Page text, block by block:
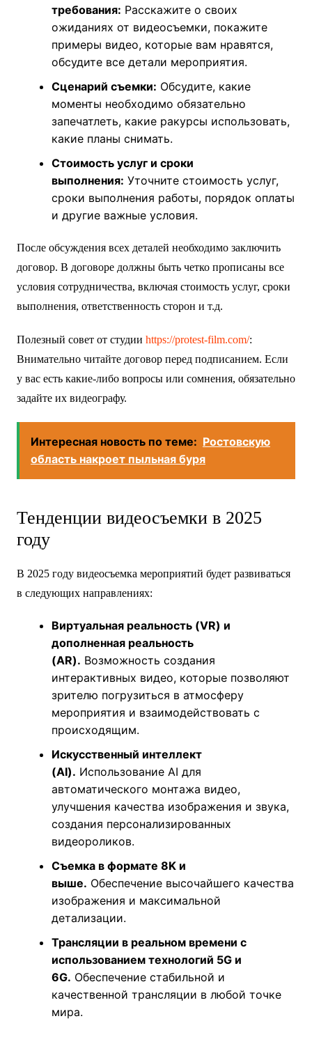
требования: Расскажите о своих
ожиданиях от видеосъемки, покажите
примеры видео, которые вам нравятся,
обсудите все детали мероприятия.
Сценарий съемки: Обсудите, какие
моменты необходимо обязательно
запечатлеть, какие ракурсы использовать,
какие планы снимать.
Стоимость услуг и сроки
выполнения: Уточните стоимость услуг,
сроки выполнения работы, порядок оплаты
и другие важные условия.
После обсуждения всех деталей необходимо заключить
договор. В договоре должны быть четко прописаны все
условия сотрудничества, включая стоимость услуг, сроки
выполнения, ответственность сторон и т.д.
Полезный совет от студии https://protest-film.com/:
Внимательно читайте договор перед подписанием. Если
у вас есть какие-либо вопросы или сомнения, обязательно
задайте их видеографу.
Интересная новость по теме: Ростовскую
область накроет пыльная буря
Тенденции видеосъемки в 2025
году
В 2025 году видеосъемка мероприятий будет развиваться
в следующих направлениях:
Виртуальная реальность (VR) и
дополненная реальность
(AR). Возможность создания
интерактивных видео, которые позволяют
зрителю погрузиться в атмосферу
мероприятия и взаимодействовать с
происходящим.
Искусственный интеллект
(AI). Использование AI для
автоматического монтажа видео,
улучшения качества изображения и звука,
создания персонализированных
видеороликов.
Съемка в формате 8K и
выше. Обеспечение высочайшего качества
изображения и максимальной
детализации.
Трансляции в реальном времени с
использованием технологий 5G и
6G. Обеспечение стабильной и
качественной трансляции в любой точке
мира.